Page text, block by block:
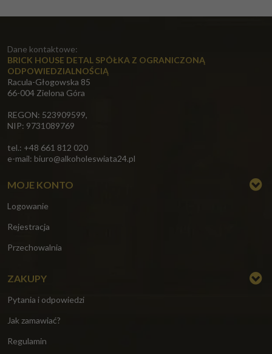
Dane kontaktowe:
BRICK HOUSE DETAL SPÓŁKA Z OGRANICZONĄ
ODPOWIEDZIALNOŚCIĄ
Racula-Głogowska 85
66-004 Zielona Góra
REGON: 523909599,
NIP: 9731089769
tel.: +48 661 812 020
e-mail: biuro@alkoholeswiata24.pl
MOJE KONTO
Logowanie
Rejestracja
Przechowalnia
ZAKUPY
Pytania i odpowiedzi
Jak zamawiać?
Regulamin